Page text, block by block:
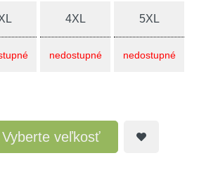
4XL
nedostupné
5XL
nedostupné
Vyberte veľkosť